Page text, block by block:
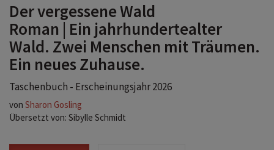
Der vergessene Wald
Roman | Ein jahrhundertealter
Wald. Zwei Menschen mit Träumen.
Ein neues Zuhause.
Taschenbuch - Erscheinungsjahr 2026
von Sharon Gosling
Übersetzt von: Sibylle Schmidt